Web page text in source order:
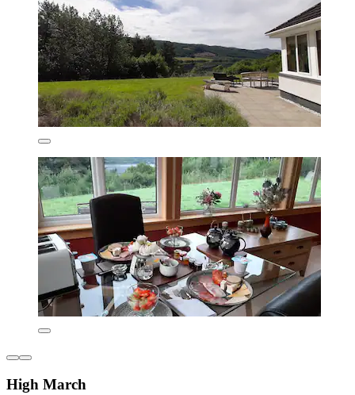
High March